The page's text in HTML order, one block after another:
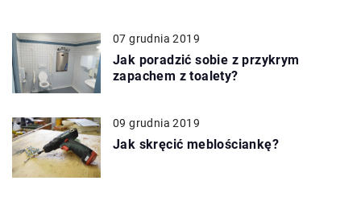
07 grudnia 2019
Jak poradzić sobie z przykrym
zapachem z toalety?
09 grudnia 2019
Jak skręcić meblościankę?